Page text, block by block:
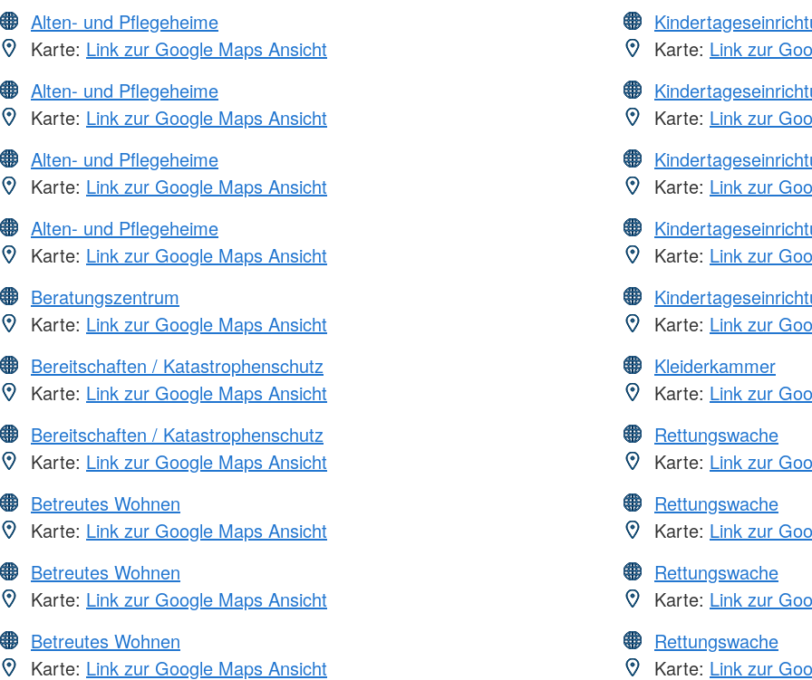
Alten- und Pflegeheime
Karte: Link zur Google Maps Ansicht
Alten- und Pflegeheime
Karte: Link zur Google Maps Ansicht
Alten- und Pflegeheime
Karte: Link zur Google Maps Ansicht
Alten- und Pflegeheime
Karte: Link zur Google Maps Ansicht
Beratungszentrum
Karte: Link zur Google Maps Ansicht
Bereitschaften / Katastrophenschutz
Karte: Link zur Google Maps Ansicht
Bereitschaften / Katastrophenschutz
Karte: Link zur Google Maps Ansicht
Betreutes Wohnen
Karte: Link zur Google Maps Ansicht
Betreutes Wohnen
Karte: Link zur Google Maps Ansicht
Betreutes Wohnen
Karte: Link zur Google Maps Ansicht
Karte: Link zur
Karte: Link zur
Karte: Link zur
Karte: Link zur
Karte: Link zur
Kleiderkammer
Karte: Link zur
Rettungswache
Karte: Link zur
Rettungswache
Karte: Link zur
Rettungswache
Karte: Link zur
Rettungswache
Karte: Link zur